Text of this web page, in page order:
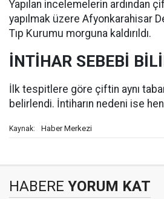
Yapılan incelemelerin ardından
yapılmak üzere Afyonkarahisar
Tıp Kurumu morguna kaldırıldı.
İNTİHAR SEBEBİ
İlk tespitlere göre çiftin aynı
belirlendi. İntiharın nedeni ise
Kaynak: Haber Merkezi
HABERE YORUM KAT